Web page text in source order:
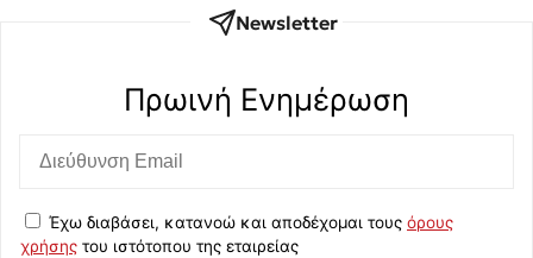
Newsletter
Πρωινή Eνημέρωση
Έχω διαβάσει, κατανοώ και αποδέχομαι τους όρους
χρήσης του ιστότοπου της εταιρείας